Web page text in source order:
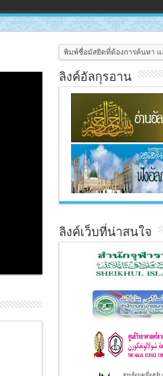
ลิงค์อัลกุรอาน
ลิงค์เว็บที่น่าสนใจ